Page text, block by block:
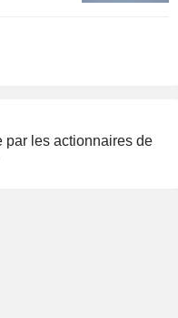
par les actionnaires de